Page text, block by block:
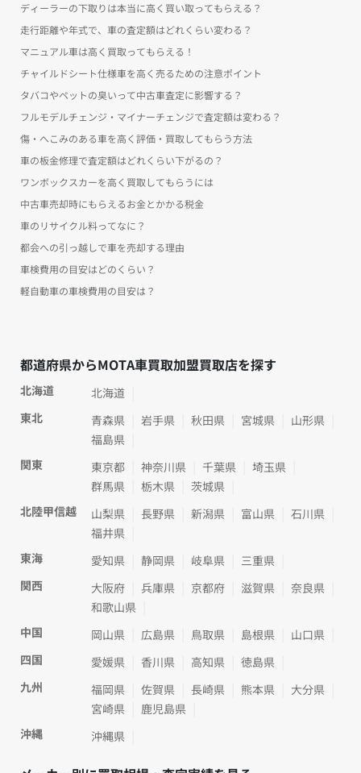
ディーラーの下取りは本当に高く買い取ってもらえる？
走行距離や年式で、車の査定額はどれくらい変わる？
マニュアル車は高く買取ってもらえる！
チャイルドシート仕様車を高く売るための注意ポイント
タバコやペットの臭いって中古車査定に影響する？
フルモデルチェンジ・マイナーチェンジで査定額は変わる？
傷・へこみのある車を高く評価・買取してもらう方法
車の板金修理で査定額はどれくらい下がるの？
ワンボックスカーを高く買取してもらうには
中古車売却時にもらえるお金とかかる税金
車のリサイクル料ってなに？
都会への引っ越しで車を売却する理由
車検費用の目安はどのくらい？
軽自動車の車検費用の目安は？
都道府県からMOTA車買取加盟買取店を探す
北海道
北海道
東北
青森県 岩手県 秋田県 宮城県
山形県
福島県
関東
東京都 神奈川県 千葉県
埼玉県
群馬県
栃木県
茨城県
北陸甲信越
山梨県 長野県 新潟県 富山県
石川県
福井県
東海
愛知県 静岡県 岐阜県
三重県
関西
大阪府 兵庫県 京都府 滋賀県
奈良県
和歌山県
中国
岡山県 広島県 鳥取県 島根県
山口県
四国
愛媛県 香川県 高知県
徳島県
九州
福岡県 佐賀県 長崎県 熊本県
大分県
宮崎県
鹿児島県
沖縄
沖縄県